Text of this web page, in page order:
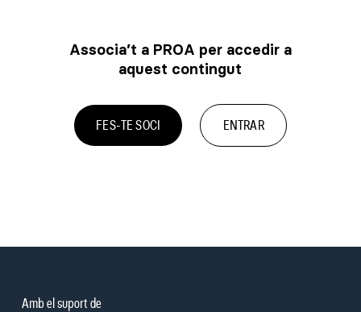
Associa’t a PROA per accedir a
aquest contingut
FES-TE SOCI ENTRAR
Amb el suport de